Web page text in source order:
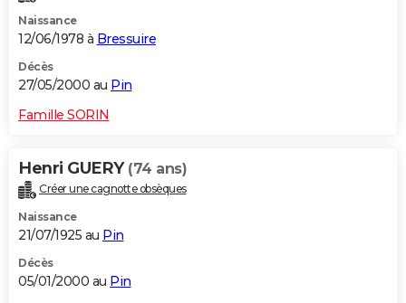
Naissance
12/06/1978 à Bressuire
Décès
27/05/2000 au Pin
Famille SORIN
Henri GUERY (74 ans)
Créer une cagnotte obsèques
Naissance
21/07/1925 au Pin
Décès
05/01/2000 au Pin